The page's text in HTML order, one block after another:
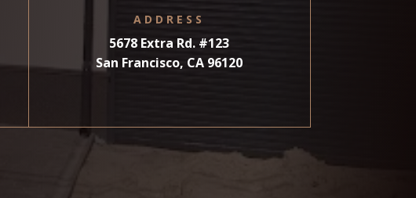
ADDRESS
5678 Extra Rd. #123
San Francisco, CA 96120